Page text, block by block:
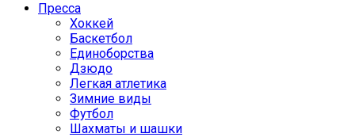
Пресса
Хоккей
Баскетбол
Единоборства
Дзюдо
Легкая атлетика
Зимние виды
Футбол
Шахматы и шашки